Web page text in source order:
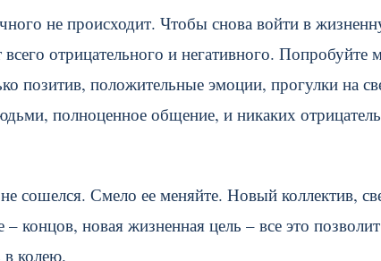
не происходит. Чтобы снова войти в
отрицательного и негативного.
позитив, положительные эмоции, прогулки на
полноценное общение, и никаких
сошелся. Смело ее меняйте. Новый коллектив,
концов, новая жизненная цель – все это
в колею.